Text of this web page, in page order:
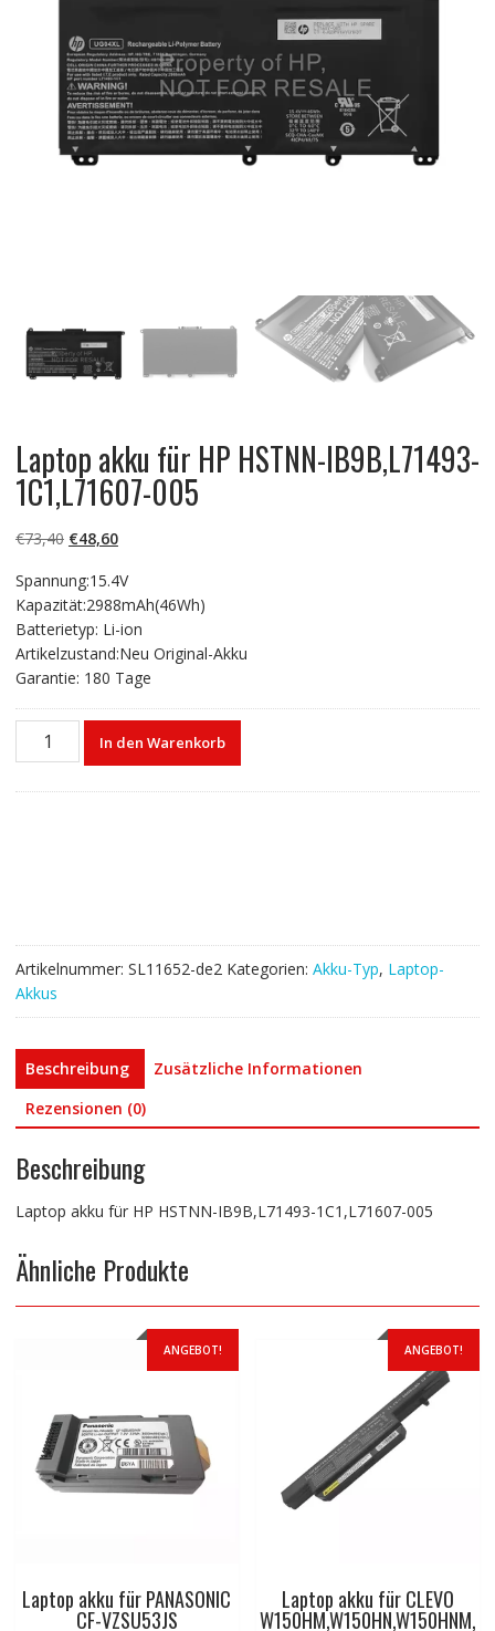
Laptop akku für HP HSTNN-IB9B,L71493-
1C1,L71607-005
€73,40 Ursprünglicher
war:
€73,40
€48,60Aktueller
ist:
€48,60.
Spannung:15.4V
Kapazität:2988mAh(46Wh)
Batterietyp: Li-ion
Artikelzustand:Neu Original-Akku
Garantie: 180 Tage
Laptop
In den Warenkorb
Artikelnummer: SL11652-de2 Kategorien: Akku-Typ, Laptop-
Akkus
Beschreibung
Zusätzliche Informationen
Rezensionen (0)
Beschreibung
Laptop akku für HP HSTNN-IB9B,L71493-1C1,L71607-005
Ähnliche Produkte
ANGEBOT!
Laptop akku für PANASONIC
CF-VZSU53JS
ANGEBOT!
Laptop akku für CLEVO
W150HM,W150HN,W150HNM,